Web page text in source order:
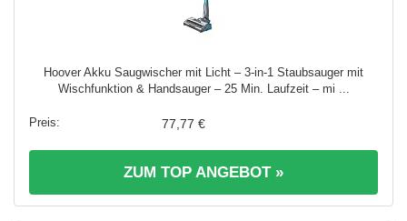
Hoover Akku Saugwischer mit Licht – 3-in-1 Staubsauger mit
Wischfunktion & Handsauger – 25 Min. Laufzeit – mi ...
77,77 €
ZUM TOP ANGEBOT »